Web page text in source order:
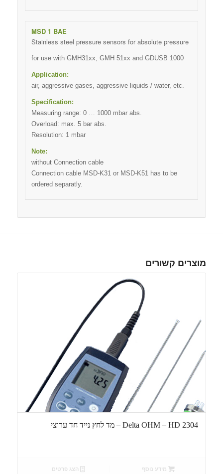
MSD 1 BAE
Stainless steel pressure sensors for absolute pressure
for use with GMH31xx, GMH 51xx and GDUSB 1000
Application:
air, aggressive gases, aggressive liquids / water, etc.
Specification:
Measuring range: 0 … 1000 mbar abs.
Overload: max. 5 bar abs.
Resolution: 1 mbar
Note:
without Connection cable
Connection cable MSD-K31 or MSD-K51 has to be
ordered separatly.
מוצרים קשורים
Delta OHM – HD 2304 – מד לחץ נייד חד ערוצי
מידע נוסף הצג פרטים